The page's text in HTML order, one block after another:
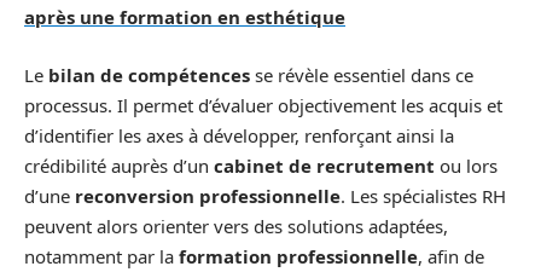
après une formation en esthétique
Le bilan de compétences se révèle essentiel dans ce
processus. Il permet d’évaluer objectivement les acquis et
d’identifier les axes à développer, renforçant ainsi la
crédibilité auprès d’un cabinet de recrutement ou lors
d’une reconversion professionnelle. Les spécialistes RH
peuvent alors orienter vers des solutions adaptées,
notamment par la formation professionnelle, afin de